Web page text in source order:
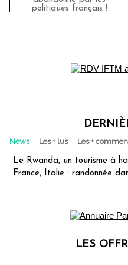
politiques français !
News Les + lus Les +
Le Rwanda, un tourisme à
France, Italie : randonnée
LES